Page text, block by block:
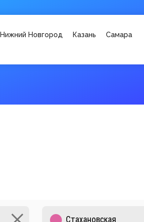
Нижний Новгород Казань Самара